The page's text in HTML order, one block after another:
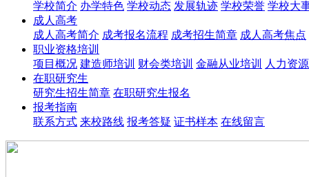
学校简介 办学特色 学校动态 发展轨迹 学校荣誉 学校大
成人高考
成人高考简介 成考报名流程 成考招生简章 成人高考焦点
职业资格培训
项目概况 建造师培训 财会类培训 金融从业培训
人力资
在职研究生
研究生招生简章 在职研究生报名
报考指南
联系方式 来校路线 报考答疑 证书样本 在线留言